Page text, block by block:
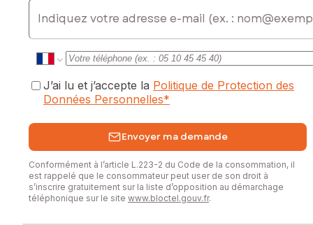
0768186461, E-mail : naoual.et-taoudi@safti.fr - EI - Agent
commercial immatriculé au RSAC de ARRAS sous le numéro
991446717
E-mail
J’ai lu et j’accepte la Politique de Protection des
Données Personnelles*
Envoyer ma demande
Conformément à l’article L.223-2 du Code de la consommation, il
est rappelé que le consommateur peut user de son droit à
s’inscrire gratuitement sur la liste d’opposition au démarchage
téléphonique sur le site www.bloctel.gouv.fr.